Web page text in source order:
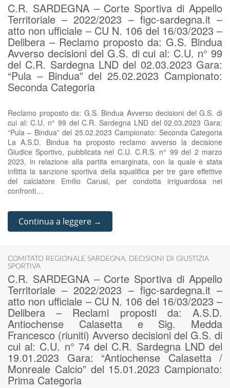
C.R. SARDEGNA – Corte Sportiva di Appello
Territoriale – 2022/2023 – figc-sardegna.it –
atto non ufficiale – CU N. 106 del 16/03/2023 –
Delibera – Reclamo proposto da: G.S. Bindua
Avverso decisioni del G.S. di cui al: C.U. n° 99
del C.R. Sardegna LND del 02.03.2023 Gara:
“Pula – Bindua” del 25.02.2023 Campionato:
Seconda Categoria
Reclamo proposto da: G.S. Bindua Avverso decisioni del G.S. di
cui al: C.U. n° 99 del C.R. Sardegna LND del 02.03.2023 Gara:
“Pula – Bindua” del 25.02.2023 Campionato: Seconda Categoria
La A.S.D. Bindua ha proposto reclamo avverso la decisione
Giudice Sportivo, pubblicata nel C.U. C.R.S. n° 99 del 2 marzo
2023, in relazione alla partita emarginata, con la quale è stata
inflitta la sanzione sportiva della squalifica per tre gare effettive
del calciatore Emilio Carusi, per condotta irriguardosa nei
confronti…
Continua a leggere →
COMITATO REGIONALE SARDEGNA, DECISIONI DI GIUSTIZIA
SPORTIVA
C.R. SARDEGNA – Corte Sportiva di Appello
Territoriale – 2022/2023 – figc-sardegna.it –
atto non ufficiale – CU N. 106 del 16/03/2023 –
Delibera – Reclami proposti da: A.S.D.
Antiochense Calasetta e Sig. Medda
Francesco (riuniti) Avverso decisioni del G.S. di
cui al: C.U. n° 74 del C.R. Sardegna LND del
19.01.2023 Gara: “Antiochense Calasetta /
Monreale Calcio” del 15.01.2023 Campionato:
Prima Categoria